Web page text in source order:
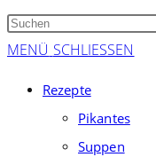
SUCHE
UMSCHALTEN
MENÜ SCHLIESSEN
Rezepte
Pikantes
Suppen